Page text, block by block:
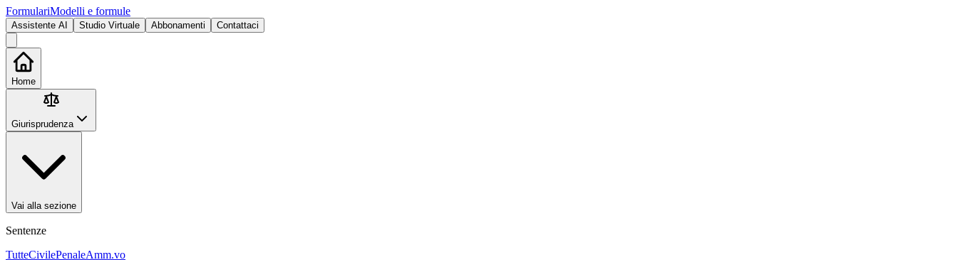
FormulariModelli e formule
Assistente AI Studio Virtuale Abbonamenti Contattaci
Home
Giurisprudenza
Vai alla sezione
Sentenze
TutteCivilePenaleAmm.vo